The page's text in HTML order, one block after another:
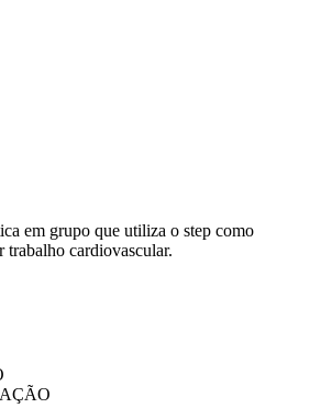
em grupo que utiliza o step como
trabalho cardiovascular.